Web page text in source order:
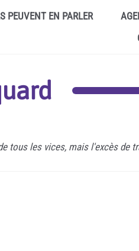
PEUVENT EN PARLER
tous les vices, mais l'excès de